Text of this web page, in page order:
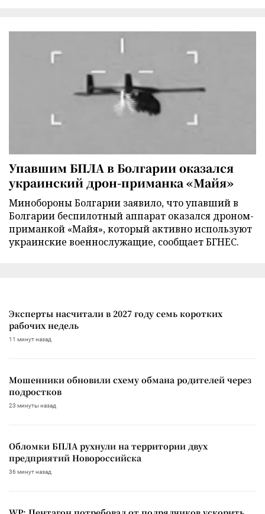
Упавшим БПЛА в Болгарии оказался
украинский дрон-приманка «Майя»
Минобороны Болгарии заявило, что упавший в
Болгарии беспилотный аппарат оказался дроном-
приманкой «Майя», который активно используют
украинские военнослужащие, сообщает БГНЕС.
Эксперты насчитали в 2027 году семь коротких
рабочих недель
11 минут назад
Мошенники обновили схему обмана родителей через
подростков
23 минуты назад
Обломки БПЛА рухнули на территории двух
предприятий Новороссийска
36 минут назад